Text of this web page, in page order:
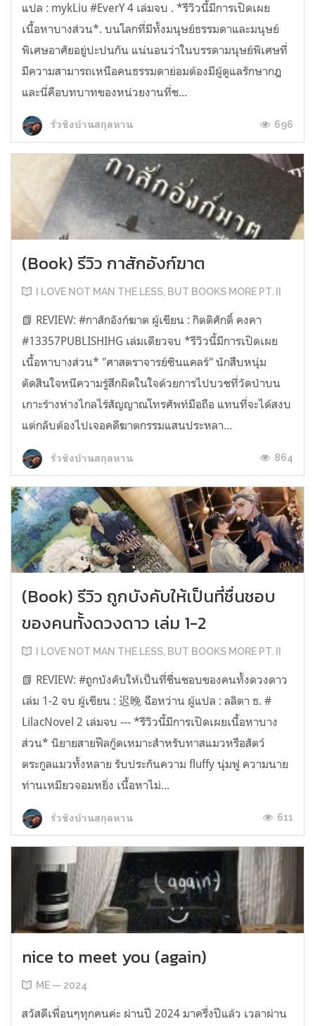
แปล : mykLiu #EverY 4 เล่มจบ . *รีวิวนี้มีการเปิดเผย
เนื้อหาบางส่วน*. บนโลกที่มีทั้งมนุษย์ธรรมดาและมนุษย์
พิเศษอาศัยอยู่ปะปนกัน แน่นอนว่าในบรรดามนุษย์พิเศษที่
มีความสามารถเหนือคนธรรมดาย่อมต้องมีผู้ดูแลรักษากฎ
และนี่คือบทบาทของหน่วยงานที่ช...
รั่วชิงบ้านสกุลหาน 696
(Book) รีวิว กาสักอังก์ฆาต
I LOVE NOT MAN THE LESS, BUT BOOKS MORE PT. II
📗 REVIEW: #กาสักอังก์ฆาต ผู้เขียน : กิตติศักดิ์ คงคา
#13357PUBLISHIHG เล่มเดียวจบ *รีวิวนี้มีการเปิดเผย
เนื้อหาบางส่วน* "ศาสตราจารย์ซินแคลร์" นักสืบหนุ่ม
ตัดสินใจหนีความรู้สึกผิดในใจด้วยการไปบวชที่วัดป่าบน
เกาะร้างห่างไกลไร้สัญญาณโทรศัพท์มือถือ แทนที่จะได้สงบ
แต่กลับต้องไปเจอคดีฆาตกรรมแสนประหลา...
รั่วชิงบ้านสกุลหาน 864
(Book) รีวิว ถูกบังคับให้เป็นที่ชื่นชอบ
ของคนทั้งดวงดาว เล่ม 1-2
I LOVE NOT MAN THE LESS, BUT BOOKS MORE PT. II
📗 REVIEW: #ถูกบังคับให้เป็นที่ชื่นชอบของคนทั้งดวงดาว
เล่ม 1-2 จบ ผู้เขียน : 迟晚 ฉือหว่าน ผู้แปล : ลลิตา ธ. #
LilacNovel 2 เล่มจบ --- *รีวิวนี้มีการเปิดเผยเนื้อหาบาง
ส่วน* นิยายสายฟีลกู๊ดเหมาะสำหรับทาสแมวหรือสัตว์
ตระกูลแมวทั้งหลาย รับประกันความ fluffy นุ่มฟู ความนาย
ท่านเหมียวจอมหยิ่ง เนื้อหาไม่...
รั่วชิงบ้านสกุลหาน 611
nice to meet you (again)
ME — 2024
สวัสดีเพื่อนๆทุกคนค่ะ ผ่านปี 2024 มาครึ่งปีแล้ว เวลาผ่าน